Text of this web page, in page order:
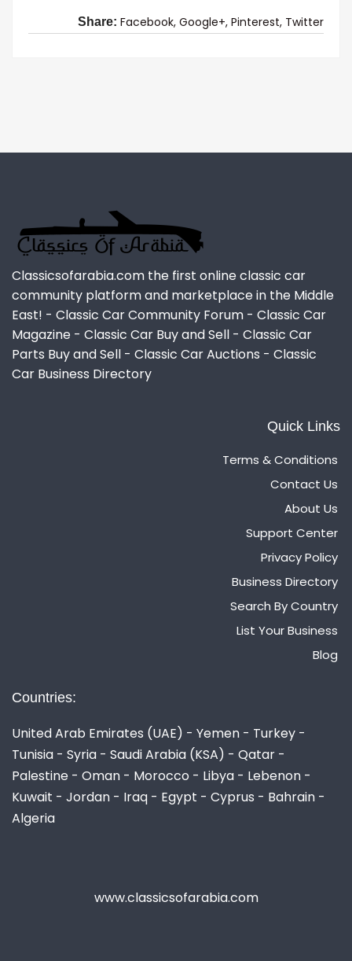
Share: Facebook, Google+, Pinterest, Twitter
Classicsofarabia.com the first online classic car
community platform and marketplace in the Middle
East! - Classic Car Community Forum - Classic Car
Magazine - Classic Car Buy and Sell - Classic Car
Parts Buy and Sell - Classic Car Auctions - Classic
Car Business Directory
Quick Links
Terms & Conditions
Contact Us
About Us
Support Center
Privacy Policy
Business Directory
Search By Country
List Your Business
Blog
Countries:
United Arab Emirates (UAE) - Yemen - Turkey -
Tunisia - Syria - Saudi Arabia (KSA) - Qatar -
Palestine - Oman - Morocco - Libya - Lebenon -
Kuwait - Jordan - Iraq - Egypt - Cyprus - Bahrain -
Algeria
www.classicsofarabia.com